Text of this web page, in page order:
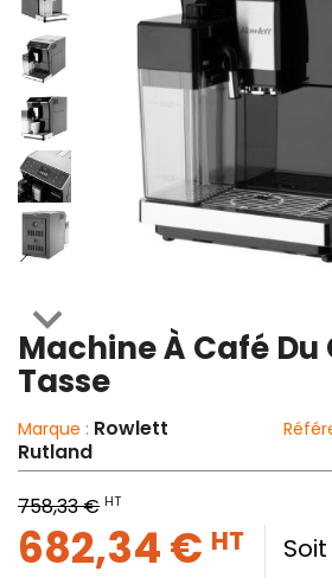

Machine À Café Du
Tasse
Marque : Rowlett
Rutland
758,33 € HT
682,34 € HT Soit